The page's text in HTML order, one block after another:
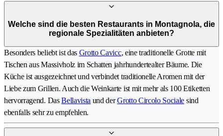
Welche sind die besten Restaurants in Montagnola, die
regionale Spezialitäten anbieten?
Besonders beliebt ist das Grotto Cavicc, eine traditionelle Grotte mit
Tischen aus Massivholz im Schatten jahrhundertealter Bäume. Die
Küche ist ausgezeichnet und verbindet traditionelle Aromen mit der
Liebe zum Grillen. Auch die Weinkarte ist mit mehr als 100 Etiketten
hervorragend. DasBellavista und derGrotto Circolo Sociale sind
ebenfalls sehr zu empfehlen.